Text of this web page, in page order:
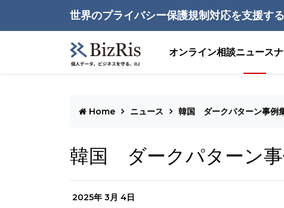
世界のプライバシー保護規制対応を支援す
オンライン相談ニュース
Home ニュース 韓国 ダークパターン事例
韓国 ダークパターン事
2025年 3月 4日